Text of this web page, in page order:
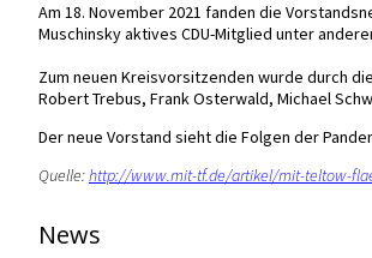
Am 18. November 2021 fanden die
Muschinsky aktives CDU-Mitglied unter
Zum neuen Kreisvorsitzenden wurde durch
Robert Trebus, Frank Osterwald, Michael
Der neue Vorstand sieht die Folgen der
Quelle:http://www.mit-tf.de/artikel/mit-teltow-
News